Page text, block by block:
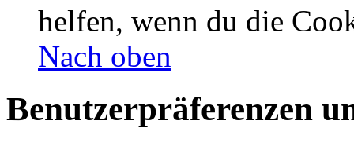
helfen, wenn du die
Nach oben
Benutzerpräferenzen